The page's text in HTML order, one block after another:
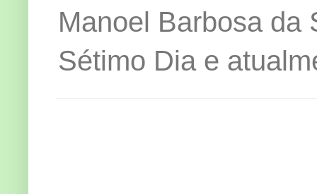
Manoel Barbosa da
Sétimo Dia e